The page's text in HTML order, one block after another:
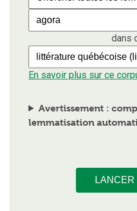
dans
En savoir plus sur ce
Avertissement :
lemmatisation